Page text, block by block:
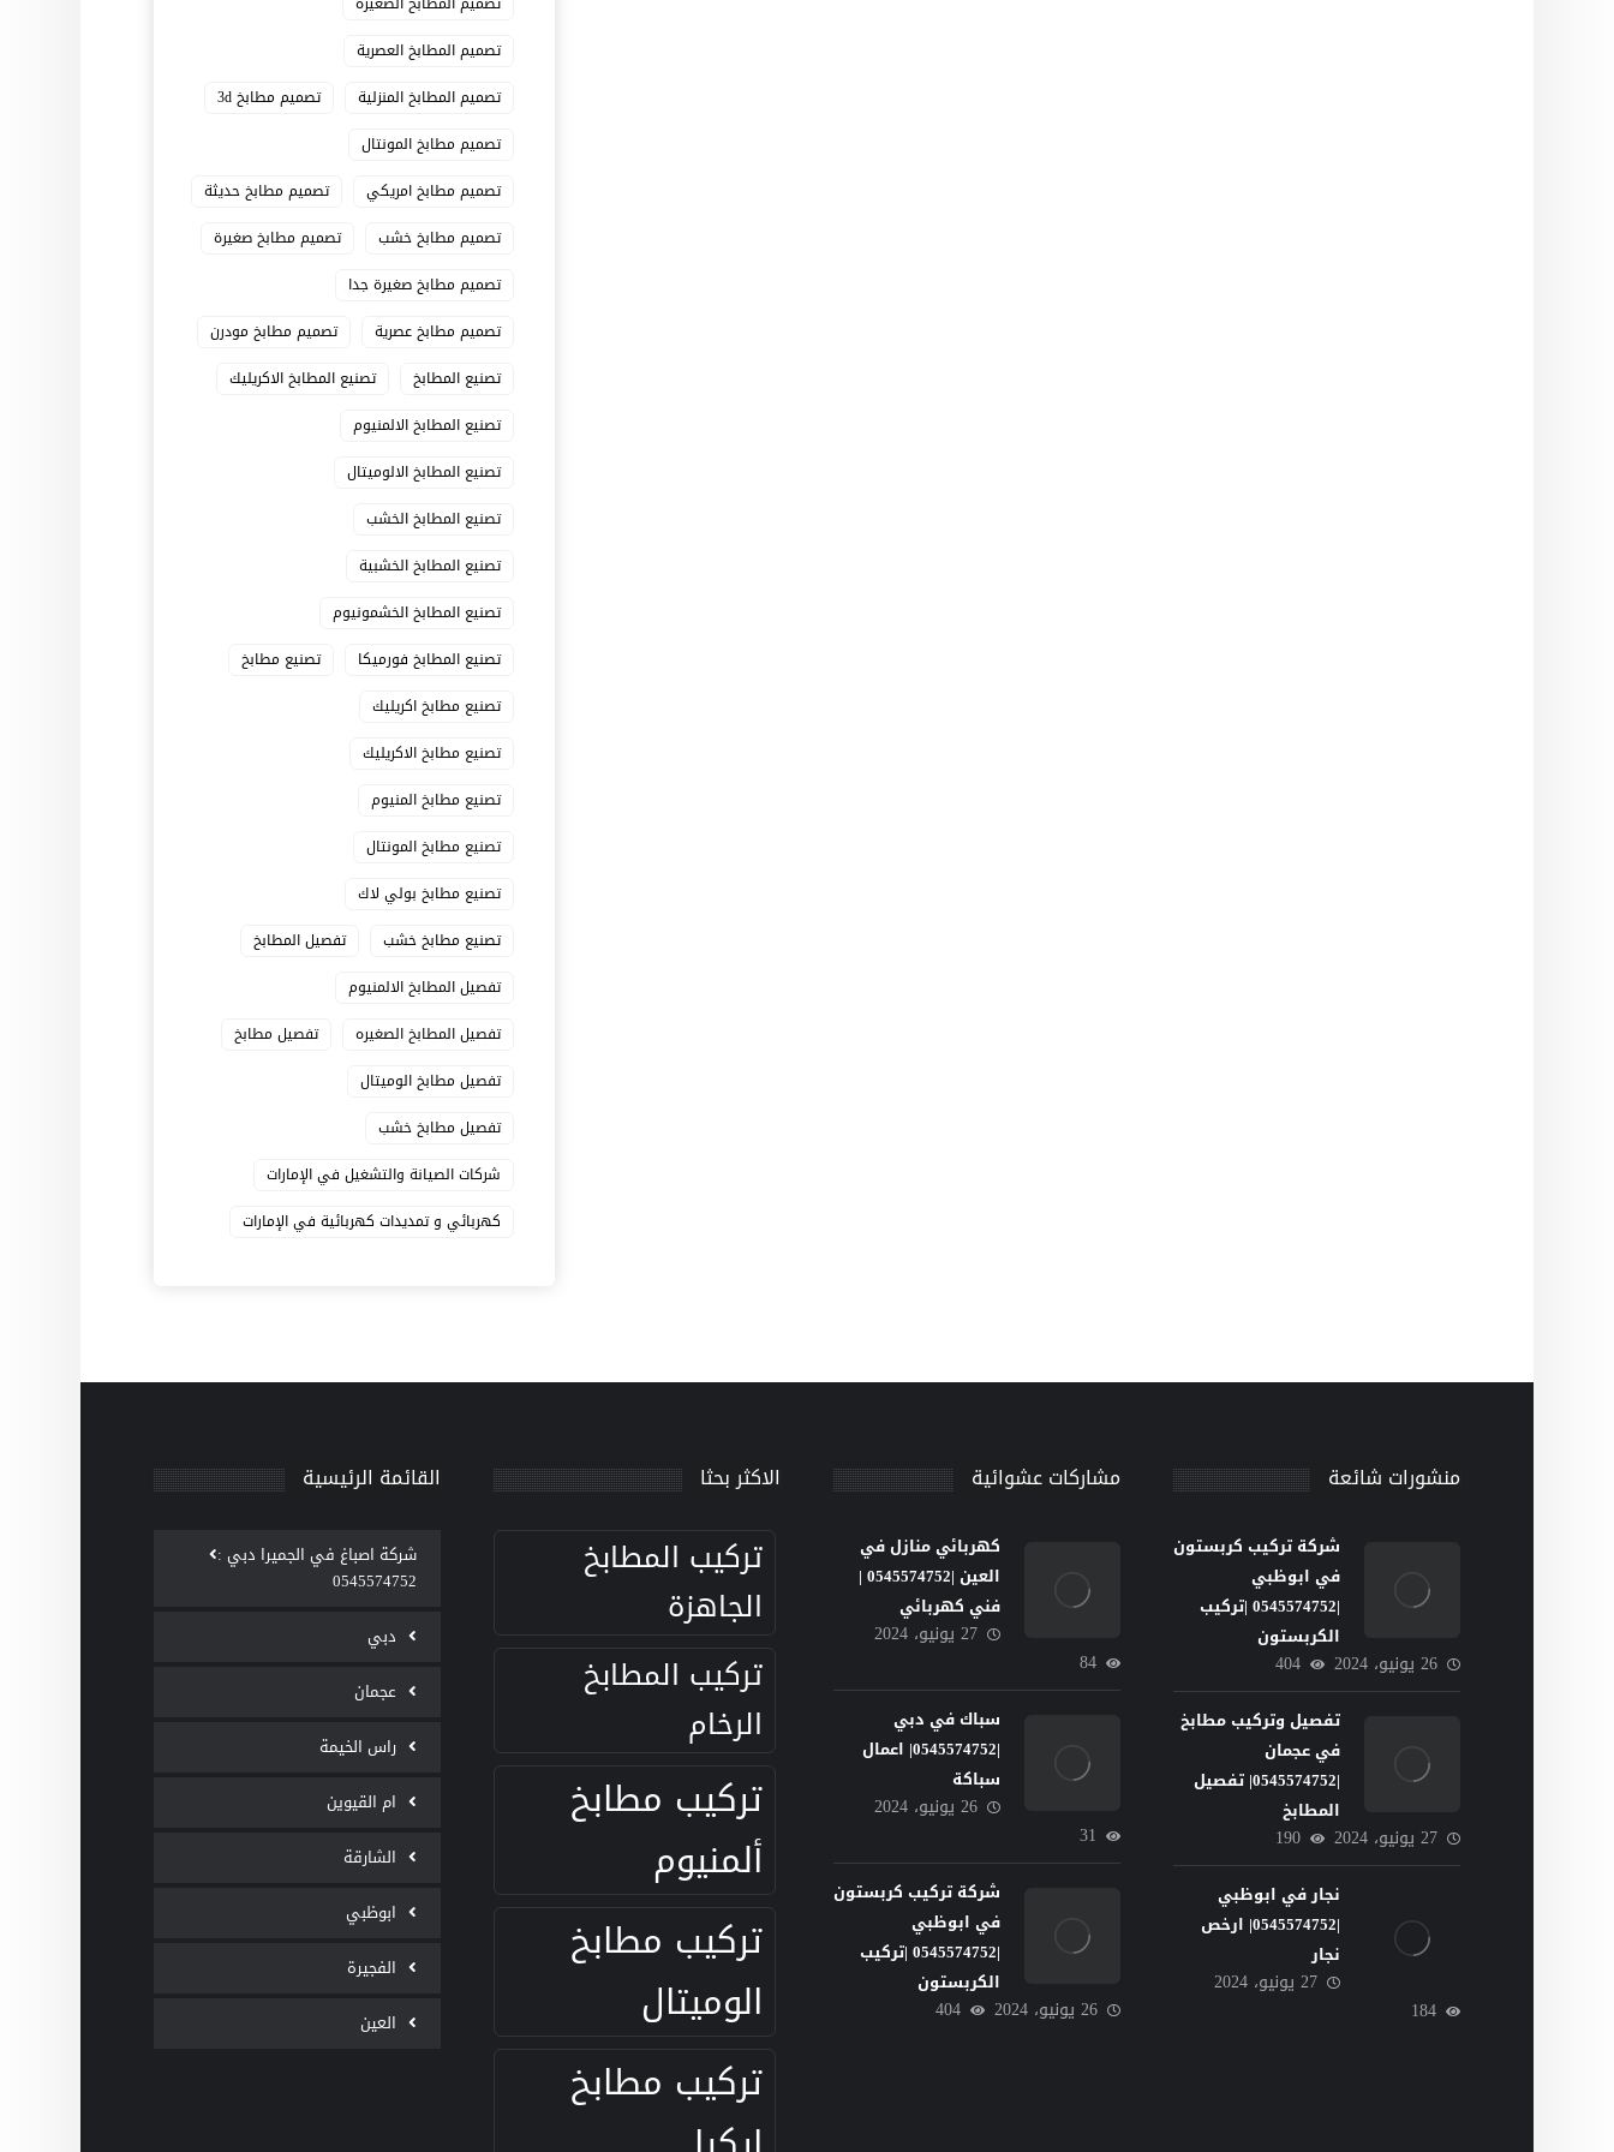
تصميم المطابخ العصرية
تصميم المطابخ المنزلية
تصميم مطابخ 3d
تصميم مطابخ المونتال
تصميم مطابخ امريكي
تصميم مطابخ حديثة
تصميم مطابخ خشب
تصميم مطابخ صغيرة
تصميم مطابخ صغيرة جدا
تصميم مطابخ عصرية
تصميم مطابخ مودرن
تصنيع المطابخ
تصنيع المطابخ الاكريليك
تصنيع المطابخ الالمنيوم
تصنيع المطابخ الالوميتال
تصنيع المطابخ الخشب
تصنيع المطابخ الخشبية
تصنيع المطابخ الخشمونيوم
تصنيع المطابخ فورميكا
تصنيع مطابخ
تصنيع مطابخ اكريليك
تصنيع مطابخ الاكريليك
تصنيع مطابخ المنيوم
تصنيع مطابخ المونتال
تصنيع مطابخ بولي لاك
تصنيع مطابخ خشب
تفصيل المطابخ
تفصيل المطابخ الالمنيوم
تفصيل المطابخ الصغيره
تفصيل مطابخ
تفصيل مطابخ الوميتال
تفصيل مطابخ خشب
شركات الصيانة والتشغيل في الإمارات
كهربائي و تمديدات كهربائية في الإمارات
منشورات شائعة
شركة تركيب كربستون
في ابوظبي
|0545574752 |تركيب
الكربستون
26 يونيو، 2024 404
تفصيل وتركيب مطابخ
في عجمان
|0545574752| تفصيل
المطابخ
27 يونيو، 2024 190
نجار في ابوظبي
|0545574752| ارخص
نجار
27 يونيو، 2024
184
مشاركات عشوائية
كهربائي منازل في
العين |0545574752 |
فني كهربائي
27 يونيو، 2024
84
سباك في دبي
|0545574752| اعمال
سباكة
26 يونيو، 2024
31
شركة تركيب كربستون
في ابوظبي
|0545574752 |تركيب
الكربستون
26 يونيو، 2024 404
الاكثر بحثا
تركيب المطابخ
الجاهزة
تركيب المطابخ
الرخام
تركيب مطابخ
ألمنيوم
تركيب مطابخ
الوميتال
تركيب مطابخ
القائمة الرئيسية
‫شركة اصباغ في الجميرا دبي :
0545574752
دبي
عجمان
راس الخيمة
ام القيوين
الشارقة
ابوظبي
الفجيرة
العين